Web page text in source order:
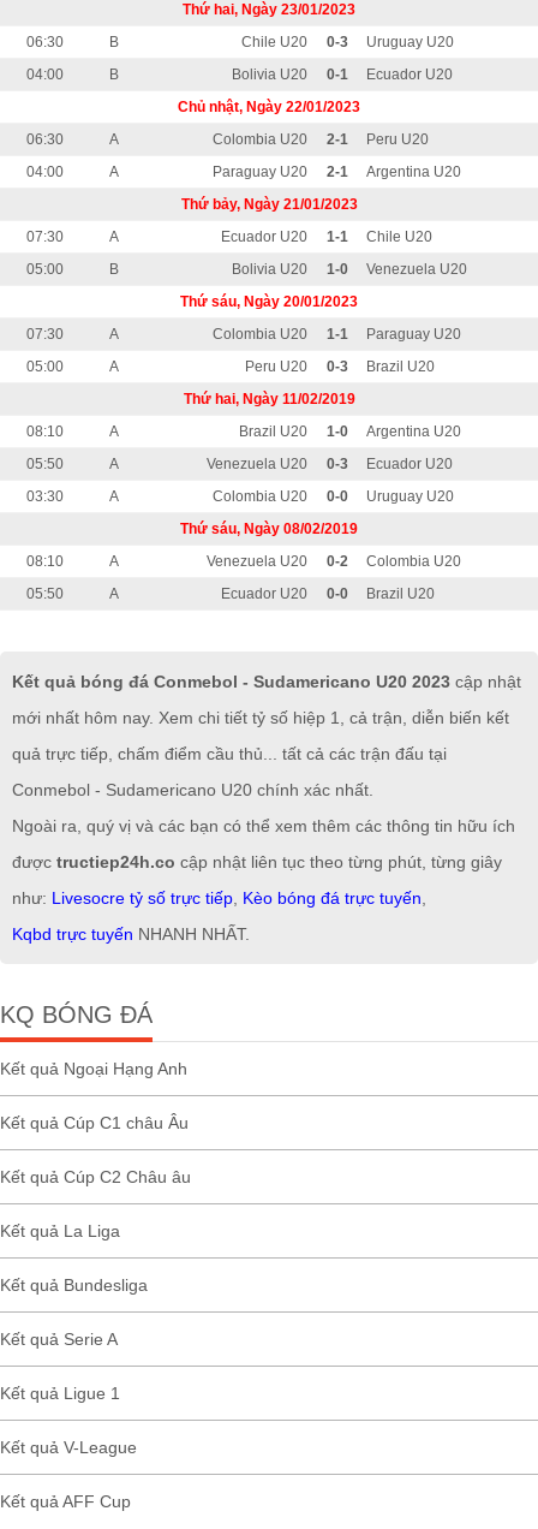
Thứ hai, Ngày 23/01/2023
06:30
B Chile U20 0-3
Uruguay U20
04:00
B Bolivia U20 0-1
Ecuador U20
Chủ nhật, Ngày 22/01/2023
06:30
A Colombia U20 2-1
Peru U20
04:00
A Paraguay U20 2-1
Argentina U20
Thứ bảy, Ngày 21/01/2023
07:30
A Ecuador U20 1-1
Chile U20
05:00
B Bolivia U20 1-0
Venezuela U20
Thứ sáu, Ngày 20/01/2023
07:30
A Colombia U20 1-1
Paraguay U20
05:00
A Peru U20 0-3
Brazil U20
Thứ hai, Ngày 11/02/2019
08:10
A Brazil U20 1-0
Argentina U20
05:50
A Venezuela U20 0-3
Ecuador U20
03:30
A Colombia U20 0-0
Uruguay U20
Thứ sáu, Ngày 08/02/2019
08:10
A Venezuela U20 0-2
Colombia U20
05:50
A Ecuador U20 0-0 Brazil U20
Kết quả bóng đá Conmebol - Sudamericano U20 2023 cập nhật
mới nhất hôm nay. Xem chi tiết tỷ số hiệp 1, cả trận, diễn biến kết
quả trực tiếp, chấm điểm cầu thủ... tất cả các trận đấu tại
Conmebol - Sudamericano U20 chính xác nhất.
Ngoài ra, quý vị và các bạn có thể xem thêm các thông tin hữu ích
được tructiep24h.co cập nhật liên tục theo từng phút, từng giây
như: Livesocre tỷ số trực tiếp Kèo bóng đá trực tuyến
Kqbd trực tuyến NHANH NHẤT.
KQ BÓNG ĐÁ
Kết quả Ngoại Hạng Anh
Kết quả Cúp C1 châu Âu
Kết quả Cúp C2 Châu âu
Kết quả La Liga
Kết quả Bundesliga
Kết quả Serie A
Kết quả Ligue 1
Kết quả V-League
Kết quả AFF Cup